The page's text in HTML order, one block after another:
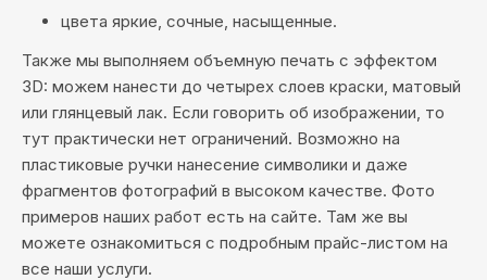
цвета яркие, сочные, насыщенные.
Также мы выполняем объемную печать с эффектом
3D: можем нанести до четырех слоев краски, матовый
или глянцевый лак. Если говорить об изображении, то
тут практически нет ограничений. Возможно на
пластиковые ручки нанесение символики и даже
фрагментов фотографий в высоком качестве. Фото
примеров наших работ есть на сайте. Там же вы
можете ознакомиться с подробным прайс-листом на
все наши услуги.